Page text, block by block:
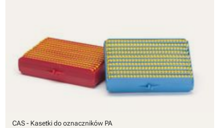
CAS - Kasetki do oznaczników PA